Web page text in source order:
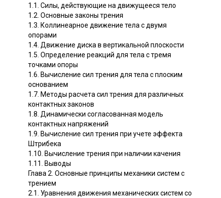
1.1. Силы, действующие на движущееся тело
1.2. Основные законы трения
1.3. Коллинеарное движение тела с двумя
опорами
1.4. Движение диска в вертикальной плоскости
1.5. Определение реакций для тела с тремя
точками опоры
1.6. Вычисление сил трения для тела с плоским
основанием
1.7. Методы расчета сил трения для различных
контактных законов
1.8. Динамически согласованная модель
контактных напряжений
1.9. Вычисление сил трения при учете эффекта
Штрибека
1.10. Вычисление трения при наличии качения
1.11. Выводы
Глава 2. Основные принципы механики систем с
трением
2.1. Уравнения движения механических систем со